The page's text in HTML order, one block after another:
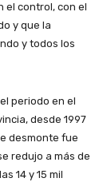
el control, con el
y que la
y todos los
periodo en el
desde 1997
desmonte fue
redujo a más de
14 y 15 mil